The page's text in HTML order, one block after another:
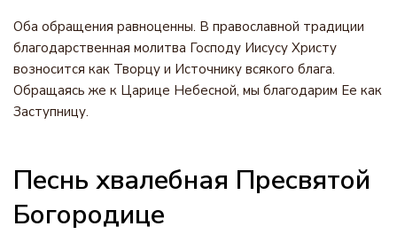
Оба обращения равноценны. В православной традиции
благодарственная молитва Господу Иисусу Христу
возносится как Творцу и Источнику всякого блага.
Обращаясь же к Царице Небесной, мы благодарим Ее как
Заступницу.
Песнь хвалебная Пресвятой
Богородице